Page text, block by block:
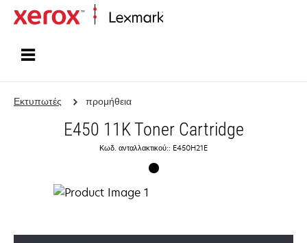
Εκτυπωτές προμήθεια
E450 11K Toner Cartridge
Κωδ. ανταλλακτικού:: E450H21E